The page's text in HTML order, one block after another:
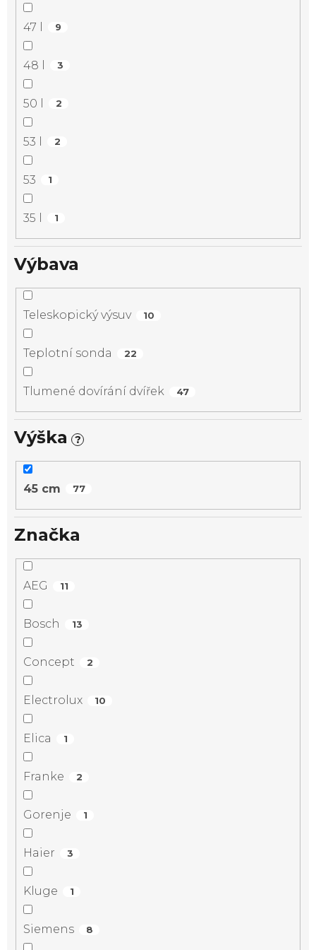
47 l 9
48 l 3
50 l 2
53 l 2
53 1
35 l 1
Výbava
Teleskopický výsuv 10
Teplotní sonda 22
Tlumené dovírání dvířek 47
Výška ?
45 cm 77
Značka
AEG 11
Bosch 13
Concept 2
Electrolux 10
Elica 1
Franke 2
Gorenje 1
Haier 3
Kluge 1
Siemens 8